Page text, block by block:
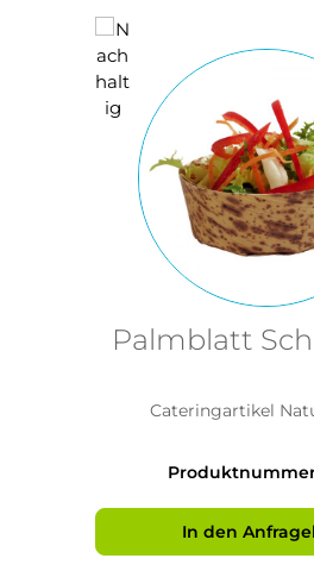
Palmblatt
Cateringartikel
In den